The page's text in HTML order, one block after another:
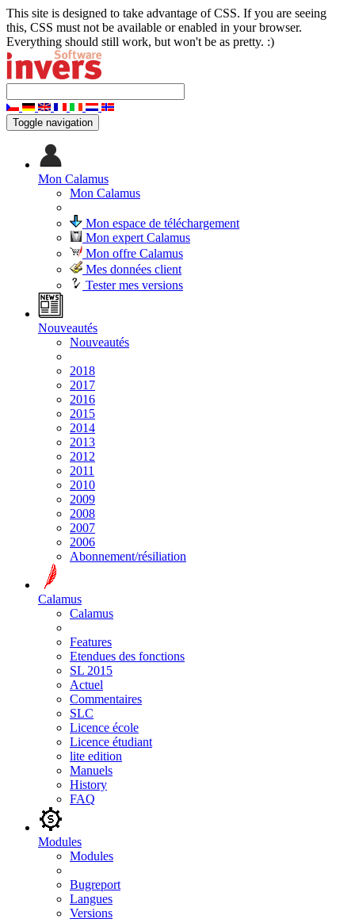
This site is designed to take advantage of CSS. If you are seeing
this, CSS must not be available or enabled in your browser.
Everything should still work, but won't be as pretty. :)
Toggle navigation
Mon Calamus
Mon Calamus
Mon espace de téléchargement
Mon expert Calamus
Mon offre Calamus
Mes données client
Tester mes versions
Nouveautés
Nouveautés
2018
2017
2016
2015
2014
2013
2012
2011
2010
2009
2008
2007
2006
Abonnement/résiliation
Calamus
Calamus
Features
Etendues des fonctions
SL 2015
Actuel
Commentaires
SLC
Licence école
Licence étudiant
lite edition
Manuels
History
FAQ
Modules
Modules
Bugreport
Langues
Versions